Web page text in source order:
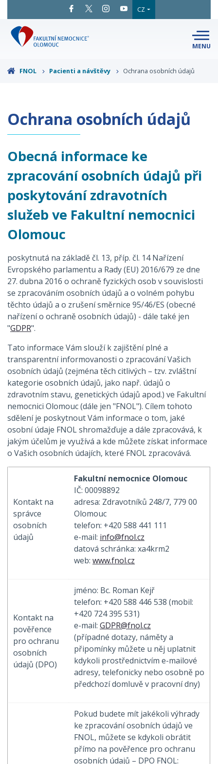
CZ
MENU
MAPAAREÁLU
NEMOCNICI
KONTAKTNÍINFORMACE
FNOL Pacienti a návštěvy Ochrana osobních údajů
Ochrana osobních údajů
Obecná informace ke
zpracování osobních údajů při
poskytování zdravotních
služeb ve Fakultní nemocnici
Olomouc
poskytnutá na základě čl. 13, příp. čl. 14 Nařízení
Evropského parlamentu a Rady (EU) 2016/679 ze dne
27. dubna 2016 o ochraně fyzických osob v souvislosti
se zpracováním osobních údajů a o volném pohybu
těchto údajů a o zrušení směrnice 95/46/ES (obecné
nařízení o ochraně osobních údajů) - dále také jen
"GDPR".
Tato informace Vám slouží k zajištění plné a
transparentní informovanosti o zpracování Vašich
osobních údajů (zejména těch citlivých – tzv. zvláštní
kategorie osobních údajů, jako např. údajů o
zdravotním stavu, genetických údajů apod.) ve Fakultní
nemocnici Olomouc (dále jen "FNOL"). Cílem tohoto
sdělení je poskytnout Vám informace o tom, jaké
osobní údaje FNOL shromažďuje a dále zpracovává, k
jakým účelům je využívá a kde můžete získat informace
o Vašich osobních údajích, které FNOL zpracovává.
Kontakt na
správce
osobních
údajů
Fakultní nemocnice Olomouc
IČ: 00098892
adresa: Zdravotníků 248/7, 779 00
Olomouc
telefon: +420 588 441 111
e-mail: info@fnol.cz
datová schránka: xa4krm2
web: www.fnol.cz
Kontakt na
pověřence
pro ochranu
osobních
údajů (DPO)
jméno: Bc. Roman Kejř
telefon: +420 588 446 538 (mobil:
+420 724 395 531)
e-mail: GDPR@fnol.cz
(případné dotazy, náměty a
připomínky můžete u něj uplatnit
kdykoli prostřednictvím e-mailové
adresy, telefonicky nebo osobně po
předchozí domluvě v pracovní dny)
Pokud budete mít jakékoli výhrady
ke zpracování osobních údajů ve
FNOL, můžete se kdykoli obrátit
přímo na pověřence pro ochranu
osobních údajů – DPO FNOL: